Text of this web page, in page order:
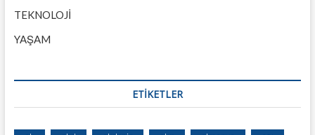
TEKNOLOJİ
YAŞAM
ETİKETLER